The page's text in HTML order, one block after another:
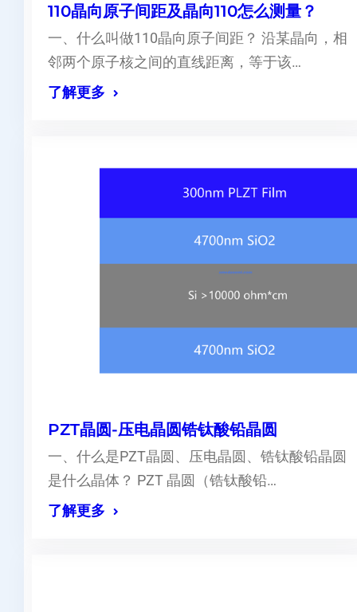
110晶向原子间距及晶向110怎么测量？
一、什么叫做110晶向原子间距？ 沿某晶向，相
邻两个原子核之间的直线距离，等于该…
了解更多
PZT晶圆-压电晶圆锆钛酸铅晶圆
一、什么是PZT晶圆、压电晶圆、锆钛酸铅晶圆
是什么晶体？ PZT 晶圆（锆钛酸铅…
了解更多